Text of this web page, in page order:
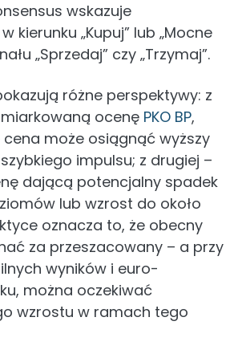
wskazuje
kierunku „Kupuj” lub „Mocne
„Sprzedaj” czy „Trzymaj”.
różne perspektywy: z
ocenę PKO BP,
może osiągnąć wyższy
impulsu; z drugiej –
dającą potencjalny spadek
lub wzrost do około
oznacza to, że obecny
za przeszacowany – a przy
wyników i euro-
można oczekiwać
wzrostu w ramach tego